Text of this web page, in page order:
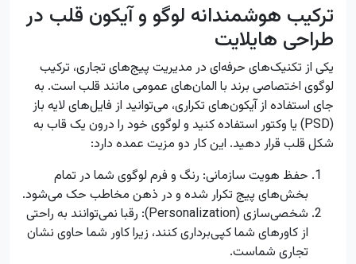
ترکیب هوشمندانه لوگو و آیکون قلب در
طراحی هایلایت
یکی از تکنیک‌های حرفه‌ای در مدیریت پیج‌های تجاری، ترکیب
لوگوی اختصاصی برند با المان‌های عمومی مانند قلب است. به
جای استفاده از آیکون‌های تکراری، می‌توانید از فایل‌های لایه باز
(PSD) یا وکتور استفاده کنید و لوگوی خود را درون یک قاب به
شکل قلب قرار دهید. این کار دو مزیت عمده دارد:
حفظ هویت سازمانی: رنگ و فرم لوگوی شما در تمام
بخش‌های پیج تکرار شده و در ذهن مخاطب حک می‌شود.
شخصی‌سازی (Personalization): رقبا نمی‌توانند به راحتی
از کاورهای شما کپی‌برداری کنند، زیرا کاور شما حاوی نشان
تجاری شماست.